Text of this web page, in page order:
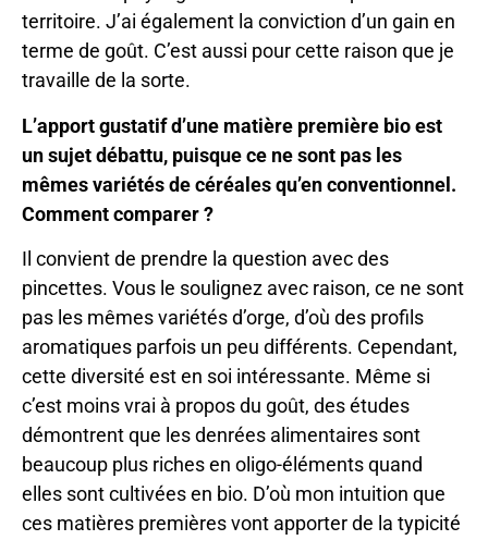
territoire. J’ai également la conviction d’un gain en
terme de goût. C’est aussi pour cette raison que je
travaille de la sorte.
L’apport gustatif d’une matière première bio est
un sujet débattu, puisque ce ne sont pas les
mêmes variétés de céréales qu’en conventionnel.
Comment comparer ?
Il convient de prendre la question avec des
pincettes. Vous le soulignez avec raison, ce ne sont
pas les mêmes variétés d’orge, d’où des profils
aromatiques parfois un peu différents. Cependant,
cette diversité est en soi intéressante. Même si
c’est moins vrai à propos du goût, des études
démontrent que les denrées alimentaires sont
beaucoup plus riches en oligo-éléments quand
elles sont cultivées en bio. D’où mon intuition que
ces matières premières vont apporter de la typicité